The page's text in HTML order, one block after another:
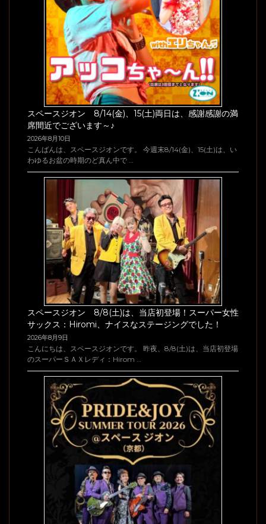
スペースジオン 8/14(金)、15(土)両日は、感謝感謝の満
席間近でございます～♪
2026年8月10日
こんばんは、スペースジオンです。 今週末8/14(金)、15(土)は、い
わゆるお盆の時期のど真ん中で …
スペースジオン 8/8(土)は、当店初登場！スーパー女性
サックス：Hiromi、ナイスなステージングでした！
2026年8月9日
こんにちは、スペースジオンです。 昨夜、8/8(土)は、当店初登場
のスーパーＳＡＸレディ：Hirom …